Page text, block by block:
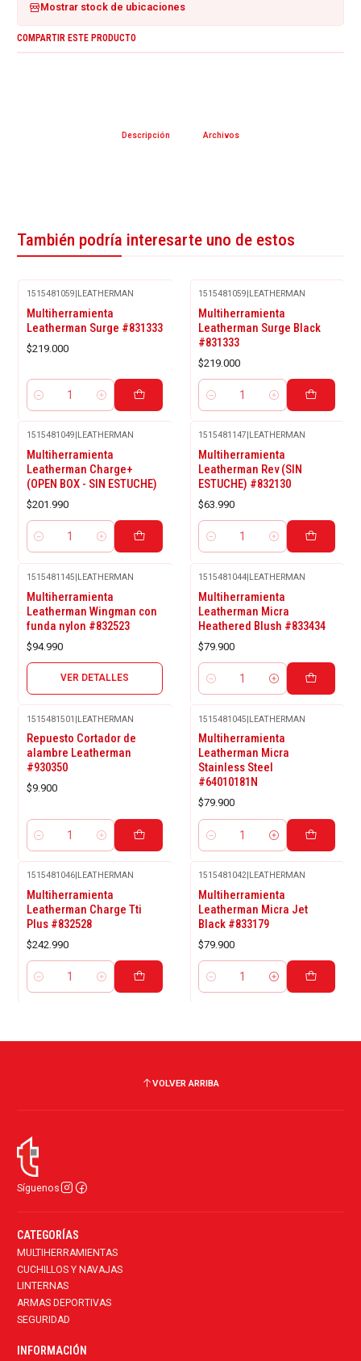
Mostrar stock de ubicaciones
COMPARTIR ESTE PRODUCTO
Descripción Archivos
También podría interesarte uno de estos
1515481059|LEATHERMAN
Multiherramienta
Leatherman Surge #831333
$219.000
Cantidad
1515481059|LEATHERMAN
Multiherramienta
Leatherman Surge Black
#831333
$219.000
Cantidad
1515481049 LEATHERMAN
Multiherramienta
Leatherman Charge+
(OPEN BOX - SIN ESTUCHE)
$201.990
Cantidad
1515481147 LEATHERMAN
Multiherramienta
Leatherman Rev (SIN
ESTUCHE) #832130
$63.990
Cantidad
1515481145|LEATHERMAN
Multiherramienta
Leatherman Wingman con
funda nylon #832523
$94.990
VER DETALLES
1515481044|LEATHERMAN
Multiherramienta
Leatherman Micra
Heathered Blush #833434
$79.900
Cantidad
1515481501 |LEATHERMAN
Repuesto Cortador de
alambre Leatherman
#930350
$9.900
Cantidad
1515481045|LEATHERMAN
Multiherramienta
Leatherman Micra
Stainless Steel
#64010181N
$79.900
Cantidad
1515481046| LEATHERMAN
Multiherramienta
Leatherman Charge Tti
Plus #832528
$242.990
Cantidad
1515481042 LEATHERMAN
Multiherramienta
Leatherman Micra Jet
Black #833179
$79.900
Cantidad
VOLVER ARRIBA
Síguenos
CATEGORÍAS
MULTIHERRAMIENTAS
CUCHILLOS Y NAVAJAS
LINTERNAS
ARMAS DEPORTIVAS
SEGURIDAD
INFORMACIÓN